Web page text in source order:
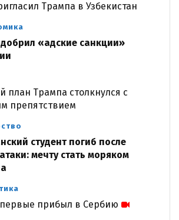
Трампа в Узбекистан
«адские санкции»
план Трампа столкнулся с
препятствием
студент погиб после
мечту стать моряком
прибыл в Сербию